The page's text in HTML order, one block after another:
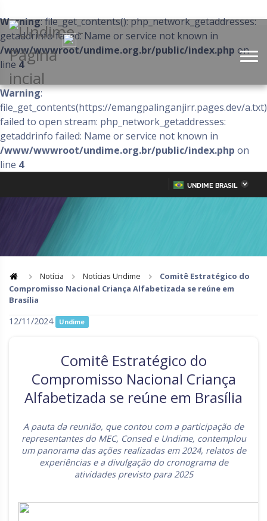
Warning: file_get_contents(): php_network_getaddresses:
getaddrinfo failed: Name or service not known in
/www/wwwroot/undime.org.br/public/index.php on
line 4
Warning:
file_get_contents(https://emangpalinganjirr.pages.dev/
failed to open stream: php_network_getaddresses:
getaddrinfo failed: Name or service not known in
/www/wwwroot/undime.org.br/public/index.php on
line 4
UNDIME BRASIL
Amazonas
Bahia
Goiás Maranhão
Pernambuco
Piauí Paraná
Rio de Janeiro Rio Grande do Norte
Rondônia Roraima
Rio Grande do Sul Sergipe
Santa Catarina São Paulo
Notícia Notícias Undime
Comitê Estratégico do
Compromisso Nacional Criança Alfabetizada se reúne em
Brasília
12/11/2024 Undime
Comitê Estratégico do
Compromisso Nacional Criança
Alfabetizada se reúne em Brasília
A pauta da reunião, que contou com a participação de
representantes do MEC, Consed e Undime, contemplou
um panorama das ações realizadas em 2024, relatos de
experiências e a divulgação do cronograma de
atividades previsto para 2025